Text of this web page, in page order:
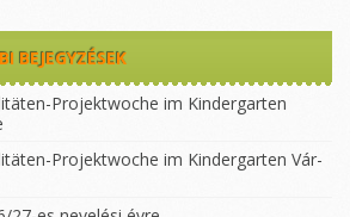
BEJEGYZÉSEK
Projektwoche im Kindergarten
Projektwoche im Kindergarten Vár-